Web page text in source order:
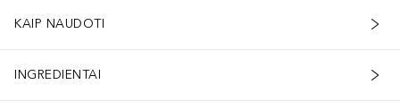
KAIP NAUDOTI
INGREDIENTAI